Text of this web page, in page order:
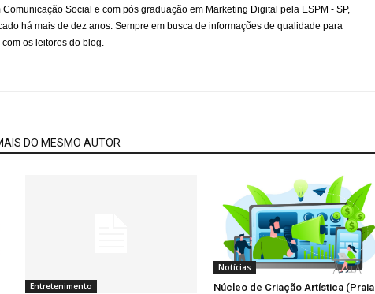
Comunicação Social e com pós graduação em Marketing Digital pela ESPM - SP,
há mais de dez anos. Sempre em busca de informações de qualidade para
os leitores do blog.
DO MESMO AUTOR
Entretenimento
Notícias
Núcleo de Criação Artística (Praia